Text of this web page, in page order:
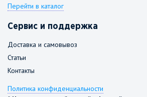
Перейти в каталог
Сервис и поддержка
Доставка и самовывоз
Статьи
Контакты
Политика конфиденциальности